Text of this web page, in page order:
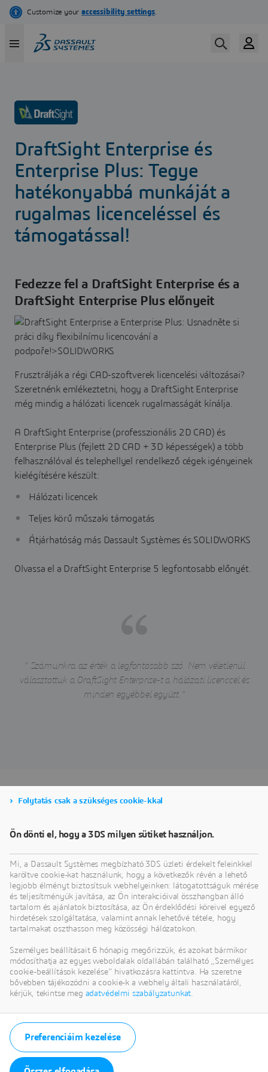
Ugrás
tartalomra
DraftSight Enterprise és
Enterprise Plus: Tegye
hatékonyabbá munkáját a
rugalmas licenceléssel és
támogatással!
Fedezze fel a DraftSight Enterprise és a
DraftSight Enterprise Plus előnyeit
Frusztrálják a régi CAD-szoftverek licencelési változásai?
Szeretnénk emlékeztetni, hogy a DraftSight Enterprise
még mindig a hálózati licencek rugalmasságát kínálja.
A DraftSight Enterprise (professzionális 2D CAD) és
Enterprise Plus (fejlett 2D CAD + 3D képességek) a több
felhasználóval és telephellyel rendelkező cégek igényeinek
kielégítésére készült:
Hálózati licencek
Teljes körű műszaki támogatás
Átjárhatóság más Dassault Systèmes és SOLIDWORKS
Olvassa el a DraftSight Enterprise 5 legfontosabb előnyét.
" Számunkra az érték a legfontosabb szó. Nem véletlenül
választottuk a DraftSight Enterprise-t a hálózati licenccel és
minden egyébbel együtt."
Töltse le és tudjon meg
többet
Folytatás csak a szükséges cookie-kkal
Ön dönti el, hogy a 3DS milyen sütiket használjon.
Mi, a Dassault Systèmes megbízható 3DS üzleti érdekelt feleinkkel
karöltve cookie-kat használunk, hogy a következők révén a lehető
legjobb élményt biztosítsuk webhelyeinken: látogatottságuk mérése
és teljesítményük javítása, az Ön interakcióival összhangban álló
tartalom és ajánlatok biztosítása, az Ön érdeklődési köreivel egyező
hirdetések szolgáltatása, valamint annak lehetővé tétele, hogy
tartalmakat oszthasson meg közösségi hálózatokon.
Személyes beállításait 6 hónapig megőrizzük, és azokat bármikor
módosíthatja az egyes weboldalak oldallábán található „Személyes
cookie-beállítások kezelése” hivatkozásra kattintva. Ha szeretne
bővebben tájékozódni a cookie-k a webhely általi használatáról,
kérjük, tekintse meg adatvédelmi szabályzatunkat.
Preferenciáim kezelése